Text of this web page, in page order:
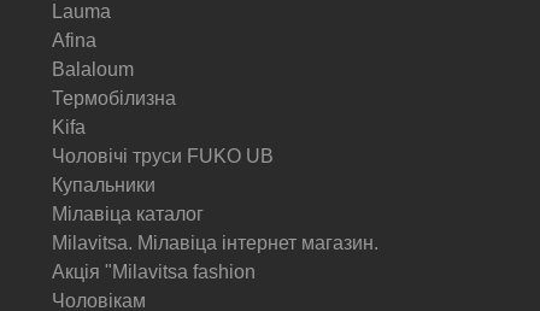
Lauma
Afina
Balaloum
Термобілизна
Kifa
Чоловічі труси FUKO UB
Купальники
Мілавіца каталог
Milavitsa. Мілавіца інтернет магазин.
Акція "Milavitsa fashion
Чоловікам